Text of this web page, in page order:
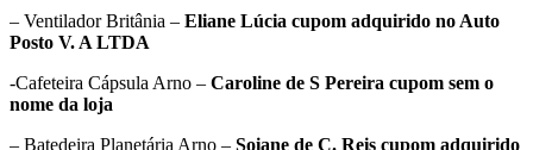
– Ventilador Britânia – Eliane Lúcia cupom adquirido no Auto
Posto V. A LTDA
-Cafeteira Cápsula Arno – Caroline de S Pereira cupom sem o
nome da loja
– Batedeira Planetária Arno – Soiane de C. Reis cupom adquirido